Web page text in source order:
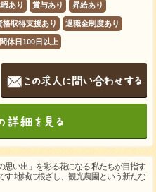
あり 賞与あり 昇給あり
格取得支援あり 退職金制度あり
休日100日以上
い出」を彩る花になる 私たちが目指す
地域に根ざし、観光農園という新たな